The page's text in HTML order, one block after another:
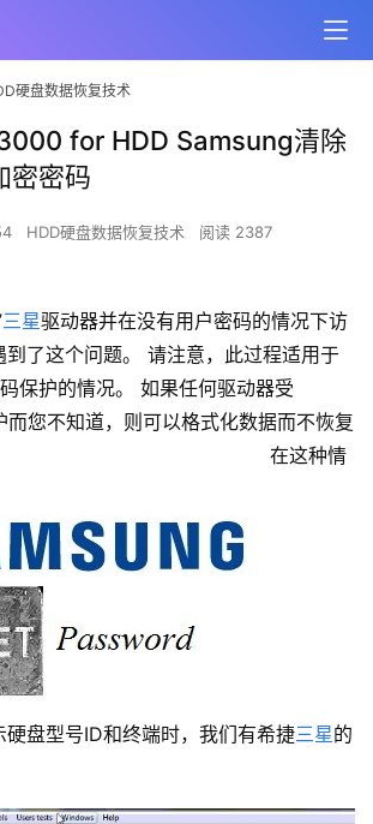
硬盘数据恢复技术
for HDD Samsung清除
密密码
HDD硬盘数据恢复技术 阅读 2387
三星驱动器并在没有用户密码的情况下访
到了这个问题。 请注意，此过程适用于
保护的情况。 如果任何驱动器受
而您不知道，则可以格式化数据而不恢复
在这种情
硬盘型号ID和终端时，我们有希捷三星的